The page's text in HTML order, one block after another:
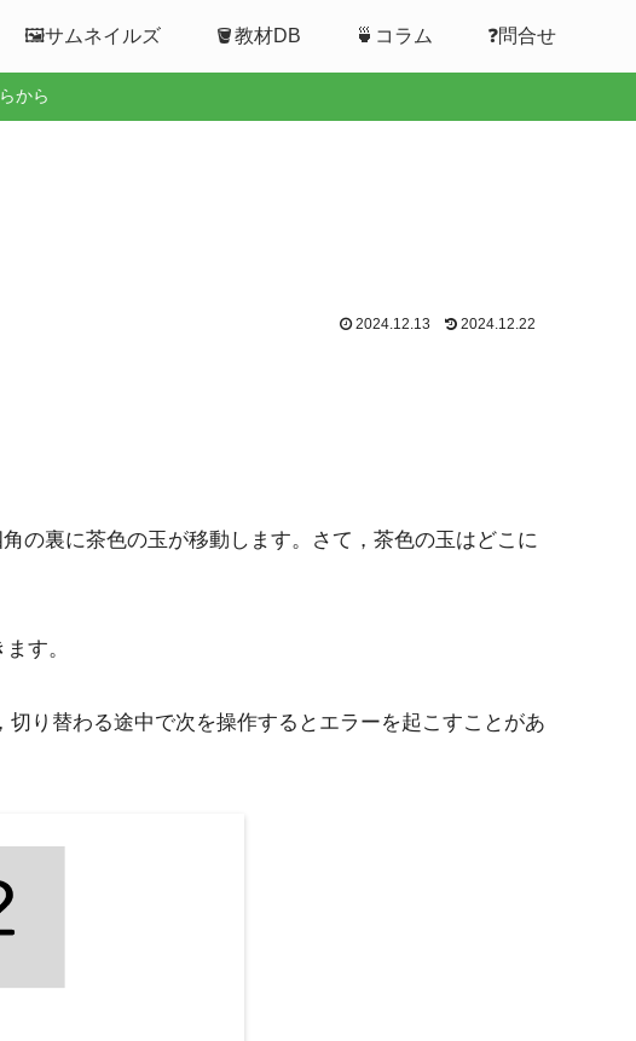
🖼️サムネイルズ 🪣教材DB 🍵コラム ❓問合せ
から
2024.12.13 2024.12.22
の裏に茶色の玉が移動します。さて，茶色の玉はどこに
す。
り替わる途中で次を操作するとエラーを起こすことがあ